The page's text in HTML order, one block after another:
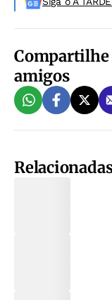
Compartilhe
amigos